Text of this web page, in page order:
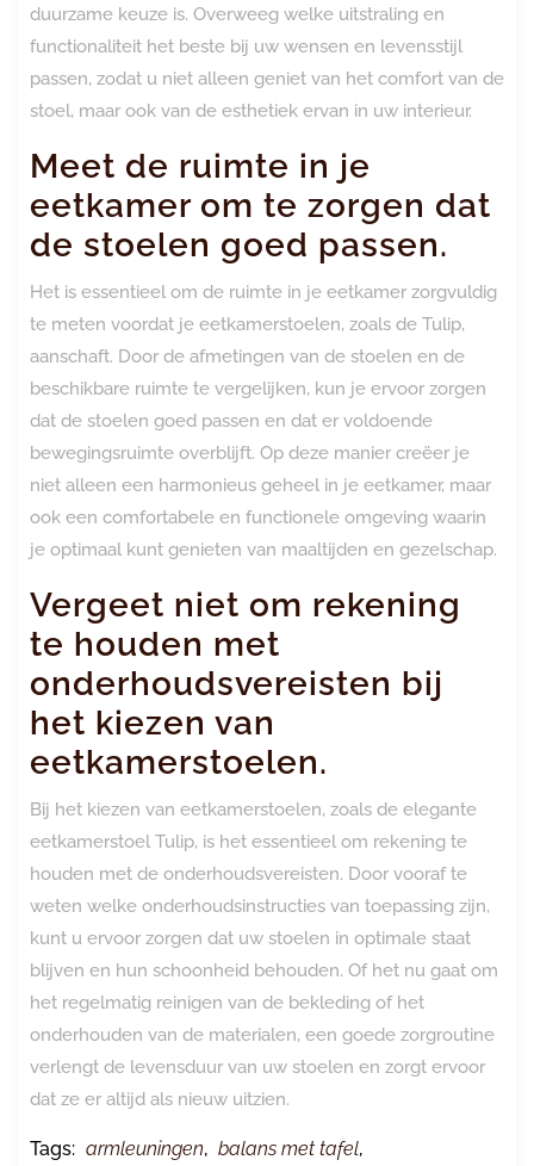
duurzame keuze is. Overweeg welke uitstraling en
functionaliteit het beste bij uw wensen en levensstijl
passen, zodat u niet alleen geniet van het comfort van de
stoel, maar ook van de esthetiek ervan in uw interieur.
Meet de ruimte in je
eetkamer om te zorgen dat
de stoelen goed passen.
Het is essentieel om de ruimte in je eetkamer zorgvuldig
te meten voordat je eetkamerstoelen, zoals de Tulip,
aanschaft. Door de afmetingen van de stoelen en de
beschikbare ruimte te vergelijken, kun je ervoor zorgen
dat de stoelen goed passen en dat er voldoende
bewegingsruimte overblijft. Op deze manier creëer je
niet alleen een harmonieus geheel in je eetkamer, maar
ook een comfortabele en functionele omgeving waarin
je optimaal kunt genieten van maaltijden en gezelschap.
Vergeet niet om rekening
te houden met
onderhoudsvereisten bij
het kiezen van
eetkamerstoelen.
Bij het kiezen van eetkamerstoelen, zoals de elegante
eetkamerstoel Tulip, is het essentieel om rekening te
houden met de onderhoudsvereisten. Door vooraf te
weten welke onderhoudsinstructies van toepassing zijn,
kunt u ervoor zorgen dat uw stoelen in optimale staat
blijven en hun schoonheid behouden. Of het nu gaat om
het regelmatig reinigen van de bekleding of het
onderhouden van de materialen, een goede zorgroutine
verlengt de levensduur van uw stoelen en zorgt ervoor
dat ze er altijd als nieuw uitzien.
Tags: armleuningen, balans met tafel,